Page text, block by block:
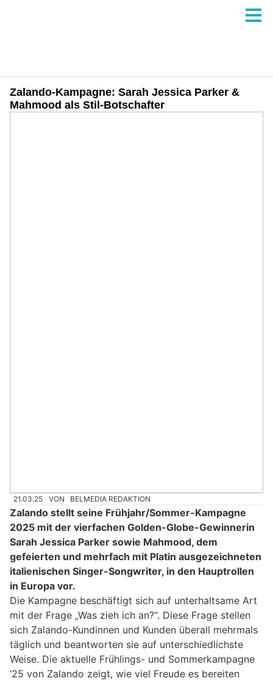
Zalando-Kampagne: Sarah Jessica Parker &
Mahmood als Stil-Botschafter
21.03.25 VON BELMEDIA REDAKTION
Zalando stellt seine Frühjahr/Sommer-Kampagne
2025 mit der vierfachen Golden-Globe-Gewinnerin
Sarah Jessica Parker sowie Mahmood, dem
gefeierten und mehrfach mit Platin ausgezeichneten
italienischen Singer-Songwriter, in den Hauptrollen
in Europa vor.
Die Kampagne beschäftigt sich auf unterhaltsame Art
mit der Frage „Was zieh ich an?“. Diese Frage stellen
sich Zalando-Kundinnen und Kunden überall mehrmals
täglich und beantworten sie auf unterschiedlichste
Weise. Die aktuelle Frühlings- und Sommerkampagne
‘25 von Zalando zeigt, wie viel Freude es bereiten